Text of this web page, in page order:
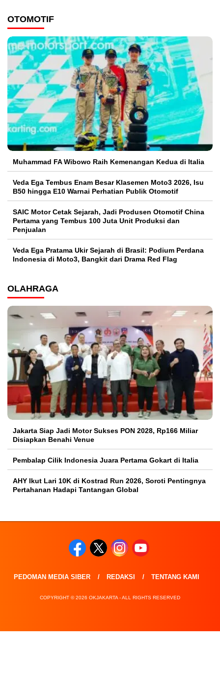
OTOMOTIF
Muhammad FA Wibowo Raih Kemenangan Kedua di Italia
Veda Ega Tembus Enam Besar Klasemen Moto3 2026, Isu
B50 hingga E10 Warnai Perhatian Publik Otomotif
SAIC Motor Cetak Sejarah, Jadi Produsen Otomotif China
Pertama yang Tembus 100 Juta Unit Produksi dan
Penjualan
Veda Ega Pratama Ukir Sejarah di Brasil: Podium Perdana
Indonesia di Moto3, Bangkit dari Drama Red Flag
OLAHRAGA
Jakarta Siap Jadi Motor Sukses PON 2028, Rp166 Miliar
Disiapkan Benahi Venue
Pembalap Cilik Indonesia Juara Pertama Gokart di Italia
AHY Ikut Lari 10K di Kostrad Run 2026, Soroti Pentingnya
Pertahanan Hadapi Tantangan Global
PEDOMAN MEDIA SIBER REDAKSI TENTANG KAMI
COPYRIGHT © 2026 OKJAKARTA - ALL RIGHTS RESERVED